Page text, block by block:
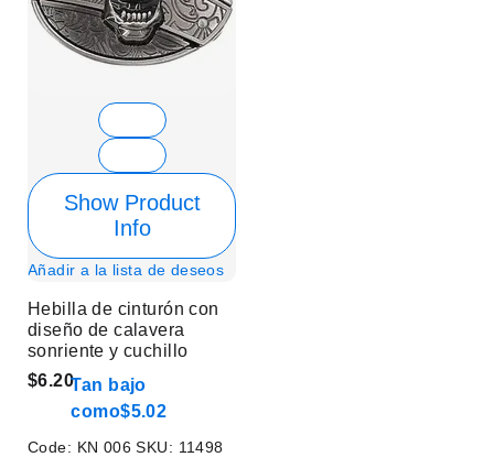
Show Product
Info
Añadir a la lista de deseos
Hebilla de cinturón con
diseño de calavera
sonriente y cuchillo
$6.20Tan bajo
como$5.02
Code: KN 006SKU: 11498